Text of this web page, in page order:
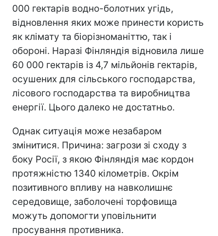
000 гектарів водно-болотних угідь,
відновлення яких може принести користь
як клімату та біорізноманіттю, так і
обороні. Наразі Фінляндія відновила лише
60 000 гектарів із 4,7 мільйонів гектарів,
осушених для сільського господарства,
лісового господарства та виробництва
енергії. Цього далеко не достатньо.
Однак ситуація може незабаром
змінитися. Причина: загрози зі сходу з
боку Росії, з якою Фінляндія має кордон
протяжністю 1340 кілометрів. Окрім
позитивного впливу на навколишнє
середовище, заболочені торфовища
можуть допомогти уповільнити
просування противника.